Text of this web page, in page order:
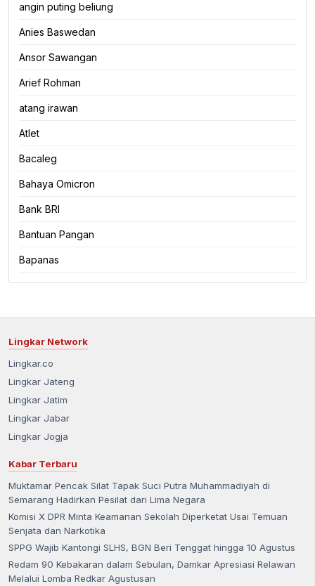
angin puting beliung
Anies Baswedan
Ansor Sawangan
Arief Rohman
atang irawan
Atlet
Bacaleg
Bahaya Omicron
Bank BRI
Bantuan Pangan
Bapanas
Lingkar Network
Lingkar.co
Lingkar Jateng
Lingkar Jatim
Lingkar Jabar
Lingkar Jogja
Kabar Terbaru
Muktamar Pencak Silat Tapak Suci Putra Muhammadiyah di
Semarang Hadirkan Pesilat dari Lima Negara
Komisi X DPR Minta Keamanan Sekolah Diperketat Usai Temuan
Senjata dan Narkotika
SPPG Wajib Kantongi SLHS, BGN Beri Tenggat hingga 10 Agustus
Redam 90 Kebakaran dalam Sebulan, Damkar Apresiasi Relawan
Melalui Lomba Redkar Agustusan